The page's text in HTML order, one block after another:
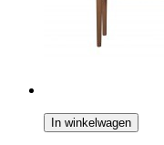
In winkelwagen